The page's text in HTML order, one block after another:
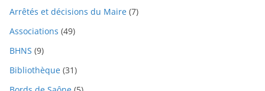
Arrêtés et décisions du Maire (7)
Associations (49)
BHNS (9)
Bibliothèque (31)